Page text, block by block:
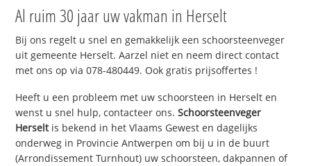
Al ruim 30 jaar uw vakman in Herselt
Bij ons regelt u snel en gemakkelijk een schoorsteenveger
uit gemeente Herselt. Aarzel niet en neem direct contact
met ons op via 078-480449. Ook gratis prijsoffertes !
Heeft u een probleem met uw schoorsteen in Herselt en
wenst u snel hulp, contacteer ons.Schoorsteenveger
Herseltis bekend in het Vlaams Gewest en dagelijks
onderweg in Provincie Antwerpen om bij u in de buurt
(Arrondissement Turnhout) uw schoorsteen, dakpannen of